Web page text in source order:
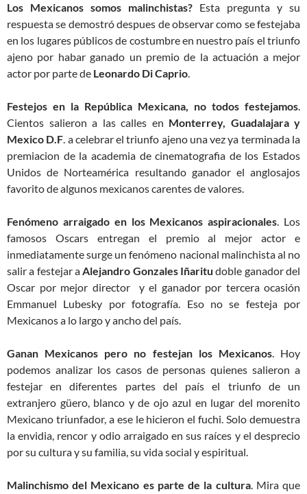
Los Mexicanos somos malinchistas? Esta pregunta y su
respuesta se demostró despues de observar como se festejaba
en los lugares públicos de costumbre en nuestro país el triunfo
ajeno por habar ganado un premio de la actuación a mejor
actor por parte de Leonardo Di Caprio.
Festejos en la República Mexicana, no todos festejamos.
Cientos salieron a las calles en Monterrey, Guadalajara y
Mexico D.F. a celebrar el triunfo ajeno una vez ya terminada la
premiacion de la academia de cinematografia de los Estados
Unidos de Norteamérica resultando ganador el anglosajos
favorito de algunos mexicanos carentes de valores.
Fenómeno arraigado en los Mexicanos aspiracionales. Los
famosos Oscars entregan el premio al mejor actor e
inmediatamente surge un fenómeno nacional malinchista al no
salir a festejar aAlejandro Gonzales Iñaritu doble ganador del
Oscar por mejor director y el ganador por tercera ocasión
Emmanuel Lubesky por fotografía. Eso no se festeja por
Mexicanos a lo largo y ancho del país.
Ganan Mexicanos pero no festejan los Mexicanos. Hoy
podemos analizar los casos de personas quienes salieron a
festejar en diferentes partes del país el triunfo de un
extranjero güero, blanco y de ojo azul en lugar del morenito
Mexicano triunfador, a ese le hicieron el fuchi. Solo demuestra
la envidia, rencor y odio arraigado en sus raíces y el desprecio
por su cultura y su familia, su vida social y espiritual.
Malinchismo del Mexicano es parte de la cultura. Mira que